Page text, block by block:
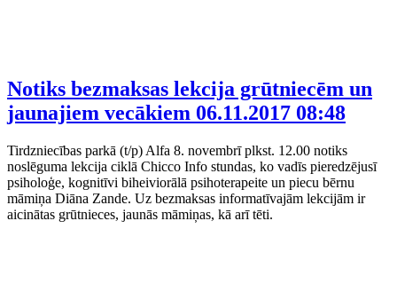
Notiks bezmaksas lekcija grūtniecēm un
jaunajiem vecākiem 06.11.2017 08:48
Tirdzniecības parkā (t/p) Alfa 8. novembrī plkst. 12.00 notiks
noslēguma lekcija ciklā Chicco Info stundas, ko vadīs pieredzējusī
psiholoģe, kognitīvi biheiviorālā psihoterapeite un piecu bērnu
māmiņa Diāna Zande. Uz bezmaksas informatīvajām lekcijām ir
aicinātas grūtnieces, jaunās māmiņas, kā arī tēti.